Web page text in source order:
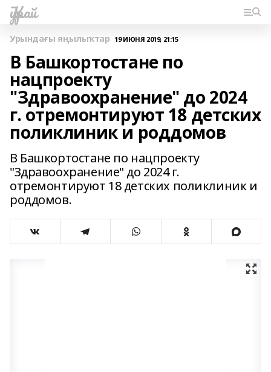
Ҡурай
Урындағы яңылыҡтар 19 ИЮНЯ 2019, 21:15
В Башкортостане по
нацпроекту
"Здравоохранение" до 2024
г. отремонтируют 18 детских
поликлиник и роддомов
В Башкортостане по нацпроекту
"Здравоохранение" до 2024 г.
отремонтируют 18 детских поликлиник и
роддомов.